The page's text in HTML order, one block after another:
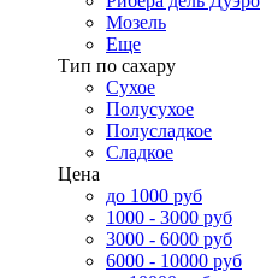
Мозель
Еще
Тип по сахару
Сухое
Полусухое
Полусладкое
Сладкое
Цена
до 1000 руб
1000 - 3000 руб
3000 - 6000 руб
6000 - 10000 руб